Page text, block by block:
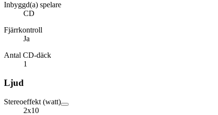
Inbyggd(a) spelare
CD
Fjärrkontroll
Ja
Antal CD-däck
1
Ljud
Stereoeffekt (watt)
2x10